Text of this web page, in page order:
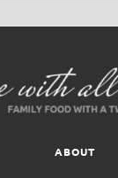
ABOUT